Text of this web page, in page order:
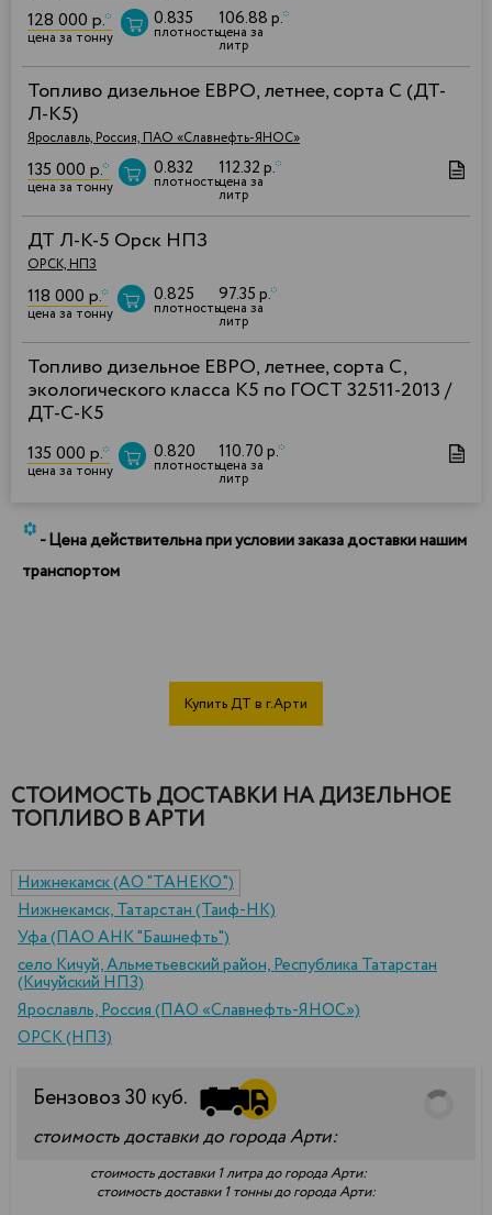
128 000 р.*
цена за тонну
0.835
плотность
106.88 р.*
цена за
литр
Топливо дизельное ЕВРО, летнее, сорта С (ДТ-
Л-К5)
Ярославль, Россия, ПАО «Славнефть-ЯНОС»
135 000 р.*
цена за тонну
0.832
плотность
112.32 р.*
цена за
литр
ДТ Л-К-5 Орск НПЗ
ОРСК, НПЗ
118 000 р.*
цена за тонну
0.825
плотность
97.35 р.*
цена за
литр
Топливо дизельное ЕВРО, летнее, сорта С,
экологического класса К5 по ГОСТ 32511-2013 /
ДТ-С-К5
135 000 р.*
цена за тонну
0.820
плотность
110.70 р.*
цена за
литр
*- Цена действительна при условии заказа доставки нашим
транспортом
Купить ДТ в г.Арти
СТОИМОСТЬ ДОСТАВКИ НА ДИЗЕЛЬНОЕ
ТОПЛИВО В АРТИ
Нижнекамск (АО "ТАНЕКО")
Нижнекамск, Татарстан (Таиф-НК)
Уфа (ПАО АНК "Башнефть")
село Кичуй, Альметьевский район, Республика Татарстан
(Кичуйский НПЗ)
Ярославль, Россия (ПАО «Славнефть-ЯНОС»)
ОРСК (НПЗ)
Бензовоз30 куб.
стоимость доставки до города Арти:
стоимость доставки 1 литра до города Арти:
стоимость доставки 1 тонны до города Арти: